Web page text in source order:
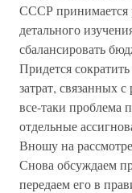
СССР принимается
детального
сбалансировать
Придется
затрат, связанных
все-таки проблема
отдельные
Вношу на
Снова обсуждаем
передаем его в